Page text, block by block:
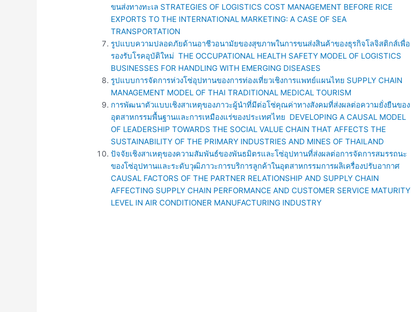
ขนส่งทางทะเล STRATEGIES OF LOGISTICS COST MANAGEMENT BEFORE RICE
EXPORTS TO THE INTERNATIONAL MARKETING: A CASE OF SEA
TRANSPORTATION
รูปแบบความปลอดภัยด้านอาชีวอนามัยของสุขภาพในการขนส่งสินค้าของธุรกิจโลจิสติกส์เพื่อ
รองรับโรคอุบัติใหม่ THE OCCUPATIONAL HEALTH SAFETY MODEL OF LOGISTICS
BUSINESSES FOR HANDLING WITH EMERGING DISEASES
รูปแบบการจัดการห่วงโซ่อุปทานของการท่องเที่ยวเชิงการแพทย์แผนไทย SUPPLY CHAIN
MANAGEMENT MODEL OF THAI TRADITIONAL MEDICAL TOURISM
การพัฒนาตัวแบบเชิงสาเหตุของภาวะผู้นำที่มีต่อโซ่คุณค่าทางสังคมที่ส่งผลต่อความยั่งยืนของ
อุตสาหกรรมพื้นฐานและการเหมืองแร่ของประเทศไทย DEVELOPING A CAUSAL MODEL
OF LEADERSHIP TOWARDS THE SOCIAL VALUE CHAIN THAT AFFECTS THE
SUSTAINABILITY OF THE PRIMARY INDUSTRIES AND MINES OF THAILAND
ปัจจัยเชิงสาเหตุของความสัมพันธ์ของพันธมิตรและโซ่อุปทานที่ส่งผลต่อการจัดการสมรรถนะ
ของโซ่อุปทานและระดับวุฒิภาวะการบริการลูกค้าในอุตสาหกรรมการผลิเครื่องปรับอากาศ
CAUSAL FACTORS OF THE PARTNER RELATIONSHIP AND SUPPLY CHAIN
AFFECTING SUPPLY CHAIN PERFORMANCE AND CUSTOMER SERVICE MATURITY
LEVEL IN AIR CONDITIONER MANUFACTURING INDUSTRY